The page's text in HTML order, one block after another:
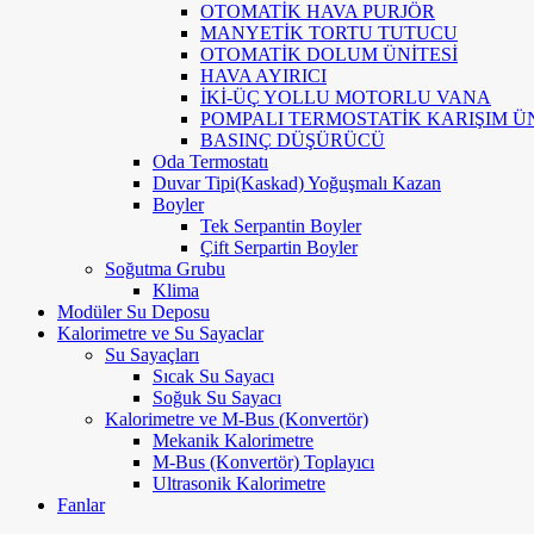
OTOMATİK HAVA PURJÖR
MANYETİK TORTU TUTUCU
OTOMATİK DOLUM ÜNİTESİ
HAVA AYIRICI
İKİ-ÜÇ YOLLU MOTORLU VANA
POMPALI TERMOSTATİK KARIŞIM
BASINÇ DÜŞÜRÜCÜ
Oda Termostatı
Duvar Tipi(Kaskad) Yoğuşmalı Kazan
Boyler
Tek Serpantin Boyler
Çift Serpartin Boyler
Soğutma Grubu
Klima
Modüler Su Deposu
Kalorimetre ve Su Sayaclar
Su Sayaçları
Sıcak Su Sayacı
Soğuk Su Sayacı
Kalorimetre ve M-Bus (Konvertör)
Mekanik Kalorimetre
M-Bus (Konvertör) Toplayıcı
Ultrasonik Kalorimetre
Fanlar